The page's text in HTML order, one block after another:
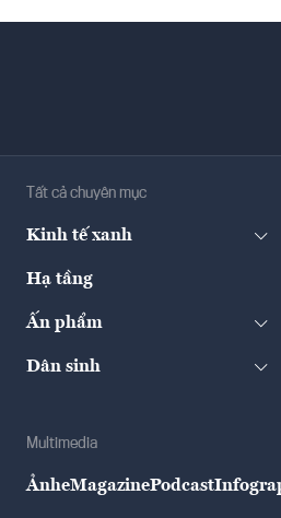
Tất cả chuyên mục
Kinh tế xanh
Hạ tầng
Ấn phẩm
Dân sinh
Multimedia
ẢnheMagazinePodcast